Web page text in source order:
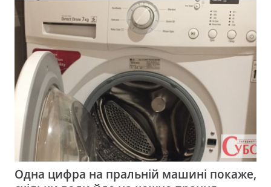
Одна цифра на пральній машині покаже,